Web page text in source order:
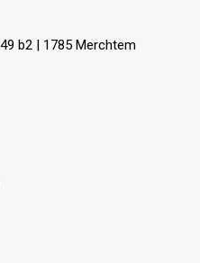
b2 | 1785 Merchtem